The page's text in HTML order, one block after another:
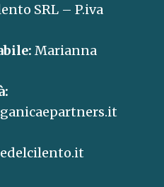
SRL – P.iva
Marianna